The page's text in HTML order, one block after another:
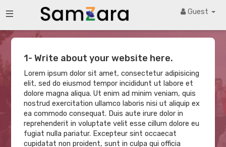
Guest
About
community.samzara.in
WoWonder v3.0.2 is a Social Networking
Platform. With our new feature, user can
1- Write about your website here.
Lorem ipsum dolor sit amet, consectetur adipisicing
elit, sed do eiusmod tempor incididunt ut labore et
dolore magna aliqua. Ut enim ad minim veniam, quis
nostrud exercitation ullamco laboris nisi ut aliquip ex
ea commodo consequat. Duis aute irure dolor in
reprehenderit in voluptate velit esse cillum dolore eu
fugiat nulla pariatur. Excepteur sint occaecat
cupidatat non proident, sunt in culpa qui officia